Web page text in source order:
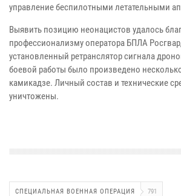
управление беспилотными летательными
Выявить позицию неонацистов удалось
профессионализму оператора БПЛА
установленный ретранслятор сигнала
боевой работы было произведено
камикадзе. Личный состав и технические
уничтожены.
СПЕЦИАЛЬНАЯ ВОЕННАЯ ОПЕРАЦИЯ 791